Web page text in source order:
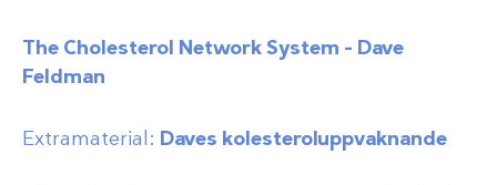
The Cholesterol Network System – Dave
Feldman
Extramaterial: Daves kolesteroluppvaknande